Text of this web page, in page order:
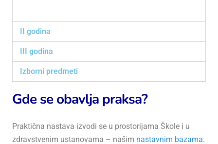
II godina
III godina
Izborni predmeti
Gde se obavlja praksa?
Praktična nastava izvodi se u prostorijama Škole i u
zdravstvenim ustanovama – našim nastavnim bazama.